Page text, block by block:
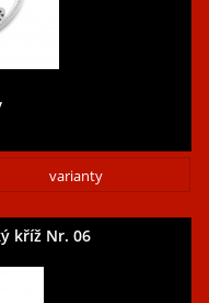
varianty
kříž Nr. 06